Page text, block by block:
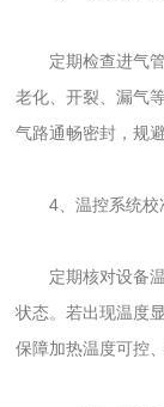
定期检查进气管
老化、开裂、漏气
气路通畅密封，规
4、温控系统校
定期核对设备温
状态。若出现温度
保障加热温度可控